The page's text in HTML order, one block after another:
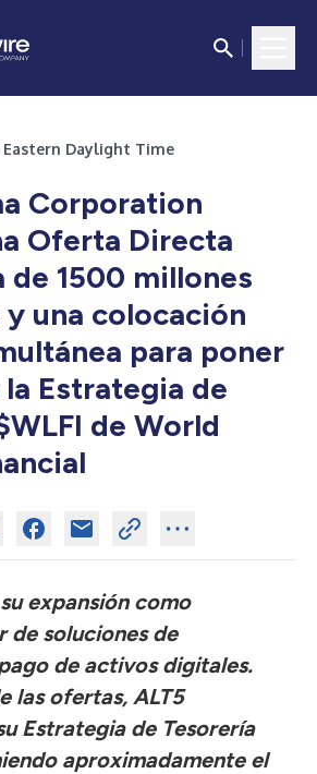
Eastern Daylight Time
Corporation
Oferta Directa
de 1500 millones
una colocación
para poner
Estrategia de
de World
expansión como
de soluciones de
de activos digitales.
las ofertas, ALT5
Estrategia de Tesorería
aproximadamente el